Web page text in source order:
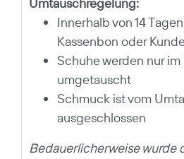
Umtauschregelung:
Innerhalb von 14
Kassenbon oder
Schuhe werden nur
umgetauscht
Schmuck ist vom
ausgeschlossen
Bedauerlicherweise wurde